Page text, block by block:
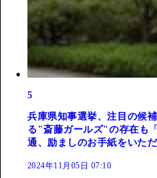
5
兵庫県知事選挙、注目の候
る"斎藤ガールズ"の存在も
通、励ましのお手紙をいただ
2024年11月05日 07:10